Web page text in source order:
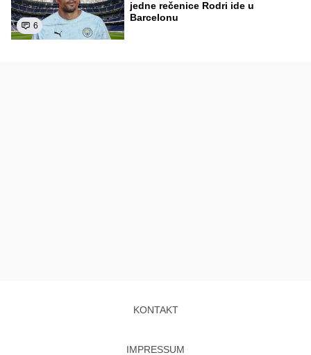
6
jedne rečenice Rodri ide u
Barcelonu
KONTAKT
IMPRESSUM